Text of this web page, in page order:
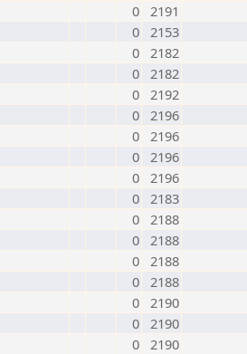
0 2191
0 2153
0 2182
0 2182
0 2192
0 2196
0 2196
0 2196
0 2196
0 2183
0 2188
0 2188
0 2188
0 2188
0 2190
0 2190
0 2190